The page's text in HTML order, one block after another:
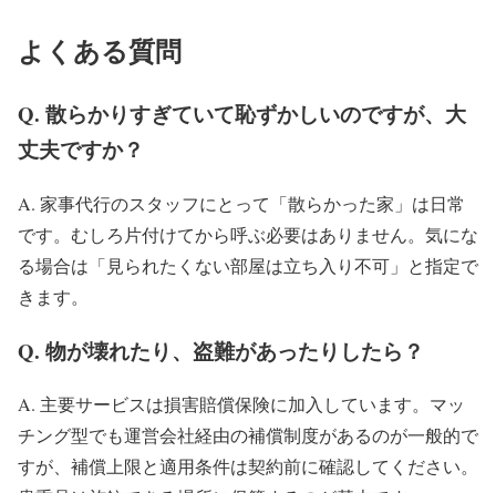
よくある質問
Q. 散らかりすぎていて恥ずかしいのですが、大
丈夫ですか？
A. 家事代行のスタッフにとって「散らかった家」は日常
です。むしろ片付けてから呼ぶ必要はありません。気にな
る場合は「見られたくない部屋は立ち入り不可」と指定で
きます。
Q. 物が壊れたり、盗難があったりしたら？
A. 主要サービスは損害賠償保険に加入しています。マッ
チング型でも運営会社経由の補償制度があるのが一般的で
すが、補償上限と適用条件は契約前に確認してください。